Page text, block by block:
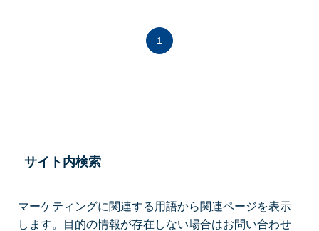
1
サイト内検索
マーケティングに関連する用語から関連ページを表示
します。目的の情報が存在しない場合はお問い合わせ